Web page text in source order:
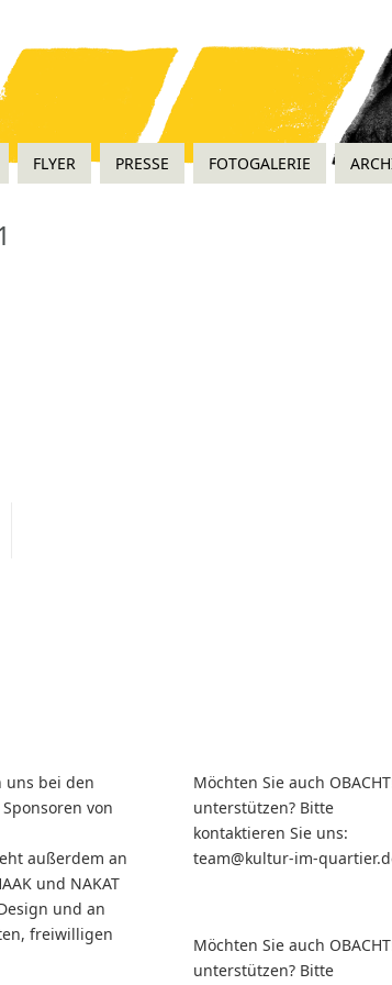
FLYER PRESSE FOTOGALERIE
uns bei den
von
außerdem an
und NAKAT
und an
freiwilligen
Möchten Sie auch
unterstützen? Bitte
kontaktieren Sie uns:
team@kultur-im-
Möchten Sie auch
unterstützen? Bitte